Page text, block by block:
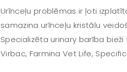
Urīnceļu problēmas ir ļoti
samazina urīnceļu kristālu
Specializēta urinary barība
Virbac, Farmina Vet Life,